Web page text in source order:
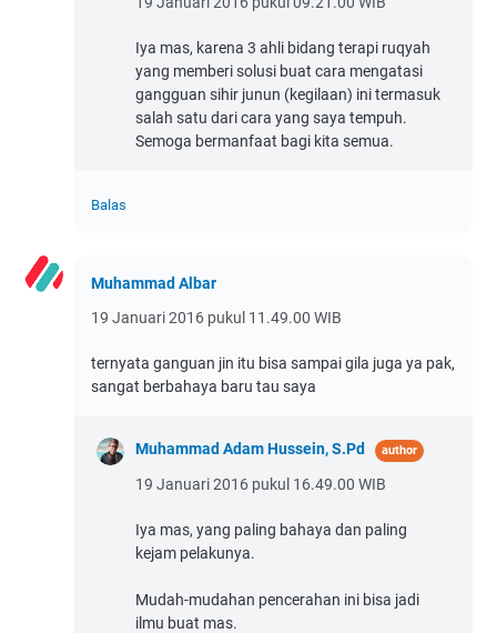
Iya mas, karena 3 ahli bidang terapi ruqyah
yang memberi solusi buat cara mengatasi
gangguan sihir junun (kegilaan) ini termasuk
salah satu dari cara yang saya tempuh.
Semoga bermanfaat bagi kita semua.
Balas
Muhammad Albar
19 Januari 2016 pukul 11.49.00 WIB
ternyata ganguan jin itu bisa sampai gila juga ya pak,
sangat berbahaya baru tau saya
Muhammad Adam Hussein, S.Pd
19 Januari 2016 pukul 16.49.00 WIB
Iya mas, yang paling bahaya dan paling
kejam pelakunya.
Mudah-mudahan pencerahan ini bisa jadi
ilmu buat mas.